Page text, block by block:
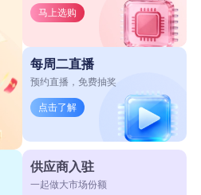
马上选购
每周二直播
预约直播，免费抽奖
点击了解
供应商入驻
一起做大市场份额